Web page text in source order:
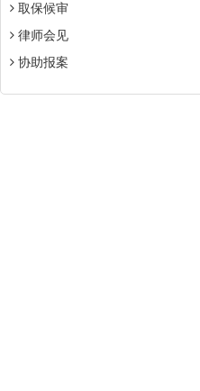
取保候审
律师会见
协助报案